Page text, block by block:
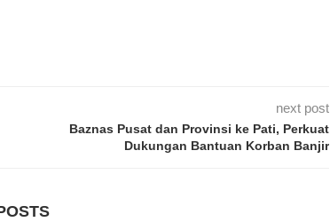
next post
Baznas Pusat dan Provinsi ke Pati, Perkuat
Dukungan Bantuan Korban Banjir